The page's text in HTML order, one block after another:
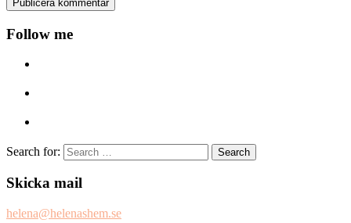
Follow me
Search for:
Skicka mail
helena@helenashem.se